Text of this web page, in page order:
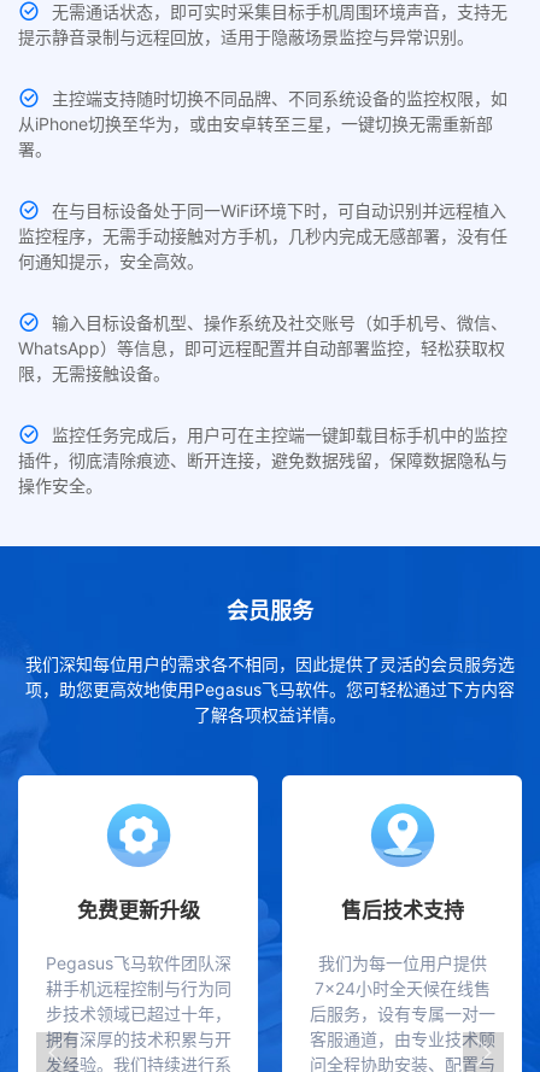
无需通话状态，即可实时采集目标手机周围环境声音，支持无
提示静音录制与远程回放，适用于隐蔽场景监控与异常识别。
主控端支持随时切换不同品牌、不同系统设备的监控权限，如
从iPhone切换至华为，或由安卓转至三星，一键切换无需重新部
署。
在与目标设备处于同一WiFi环境下时，可自动识别并远程植入
监控程序，无需手动接触对方手机，几秒内完成无感部署，没有任
何通知提示，安全高效。
输入目标设备机型、操作系统及社交账号（如手机号、微信、
WhatsApp）等信息，即可远程配置并自动部署监控，轻松获取权
限，无需接触设备。
监控任务完成后，用户可在主控端一键卸载目标手机中的监控
插件，彻底清除痕迹、断开连接，避免数据残留，保障数据隐私与
操作安全。
会员服务
我们深知每位用户的需求各不相同，因此提供了灵活的会员服务选
项，助您更高效地使用Pegasus飞马软件。您可轻松通过下方内容
了解各项权益详情。
免费更新升级
Pegasus飞马软件团队深
耕手机远程控制与行为同
步技术领域已超过十年，
拥有深厚的技术积累与开
发经验。我们持续进行系
售后技术支持
我们为每一位用户提供
7×24小时全天候在线售
后服务，设有专属一对一
客服通道，由专业技术顾
问全程协助安装、配置与